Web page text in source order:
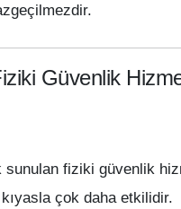
Güvenlik
sunulan fiziki güvenlik
çok daha etkilidir.